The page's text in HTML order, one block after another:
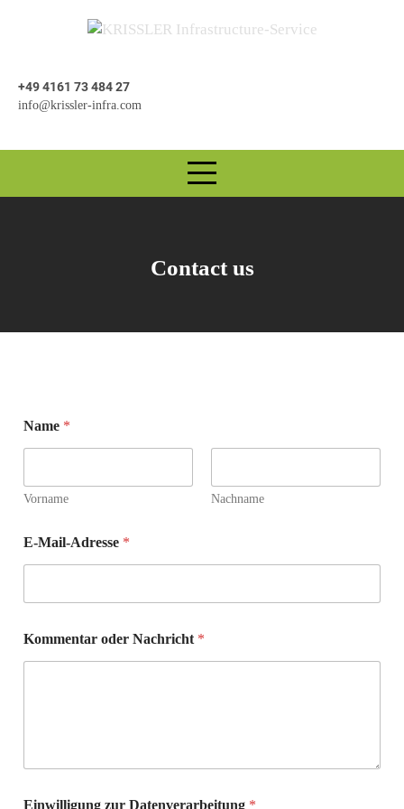
+49 4161 73 484 27
info@krissler-infra.com
Contact us
Name *
Vorname Nachname
E-Mail-Adresse *
Kommentar oder Nachricht *
Einwilligung zur Datenverarbeitung *